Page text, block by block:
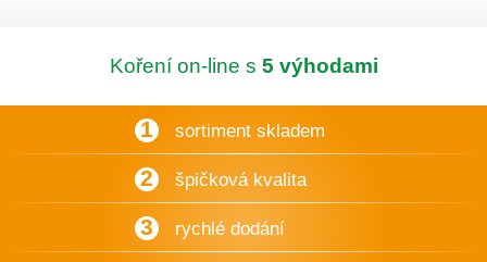
Koření on-line s 5 výhodami
1 sortiment skladem
2 špičková kvalita
3 rychlé dodání